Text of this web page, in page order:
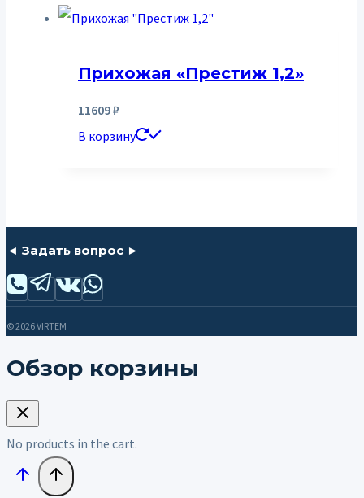
Прихожая «Престиж 1,2»
11609₽
В корзину
◄ Задать вопрос ►
© 2026 VIRTEM
Обзор корзины
No products in the cart.